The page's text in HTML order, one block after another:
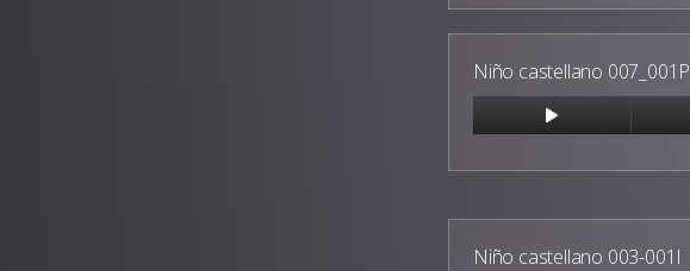
Niño castellano 007_001P
Niño castellano 003-001I